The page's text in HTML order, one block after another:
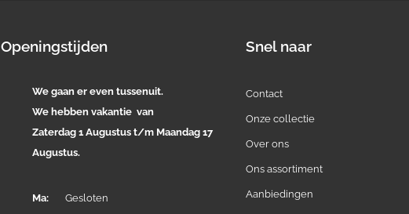
Openingstijden
We gaan er even tussenuit.
We hebben vakantie van
Zaterdag 1 Augustus t/m Maandag 17
Augustus.
Ma: Gesloten
Snel naar
Contact
Onze collectie
Over ons
Ons assortiment
Aanbiedingen